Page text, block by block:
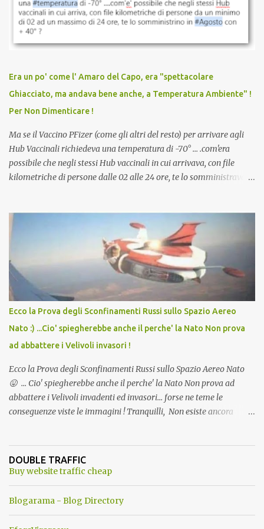
discriminazioni per coloro che non l’hanno fatto. Se non sei stato
vaccinato, nessuno aveva prima cercato di farti sentire una
persona cattiva. Non avevamo mai visto un vaccino che minacci le
vaccino usato per minacciare i mezzi di sussistenza, il lavoro o la
scuola. Non avevamo mai visto un vaccino che permettesse a un
dodicenne di ignorare il consenso dei genitori. Dopo tutti i vaccini
che abbiamo elencato sopra...
Era un po' come l' Amaro del Capo, era "spettacolare
Ghiacciato, ma andava bene anche, a Temperatura Ambiente" !
Per Non Dimenticare !
Ma se il Vaccino PFizer (come gli altri del resto) per arrivare agli
Hub Vaccinali richiedeva una temperatura di -70° ... .com'era
possibile che negli stessi Hub vaccinali in cui arrivava, con file
kilometriche di persone dalle 02 alle 24 ore, te lo somministravano
Vaccino come: l' Amaro del Capo, era "spettacolare Ghiacciato, ma
andava bene anche, a Temperatura Ambiente"! Riproponiamo
l'articolo per NON Dimenticare!
Ecco la Prova degli Sconfinamenti Russi sullo Spazio Aereo
Nato :) ...Cio' spiegherebbe anche il perche' la Nato Non prova
ad abbattere i Velivoli invasori !
Ecco la Prova degli Sconfinamenti Russi sullo Spazio Aereo Nato
😛 ... Cio' spiegherebbe anche il perche' la Nato Non prova ad
abbattere i Velivoli invadenti ed invasori... forse ne teme le
conseguenze viste le immagini ! Tranquilli, Non esiste ancora
ancora una fantasia Nato o forse una "False Flag", per provocare
una guerra mondiale che difficilmente da menti sane, potrebbe
DOUBLE TRAFFIC
Buy website traffic cheap
Blogarama - Blog Directory